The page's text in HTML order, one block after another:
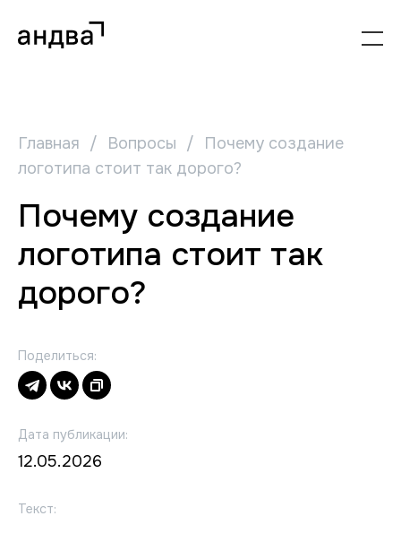
Главная / Вопросы /
Почему создание
логотипа стоит так дорого?
Почему создание
логотипа стоит так
дорого?
Поделиться:
Дата публикации:
12.05.2026
Текст: